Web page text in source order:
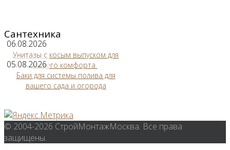
Сантехника
06.08.2026
Унитазы с косым выпуском для
вашего комфорта
05.08.2026
Баки для системы полива для
вашего сада и огорода
© 2004-2026 СтройМонтажМосква. Все права
защищены.